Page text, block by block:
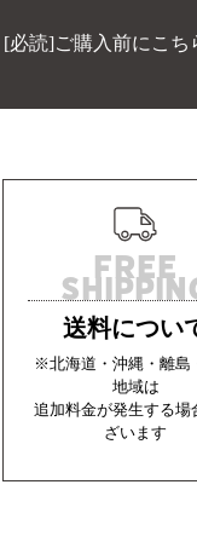
[必読]ご購入前にこち
FREE
送料につい
※北海道・沖縄・離島
地域は
追加料金が発生する場
ざいます